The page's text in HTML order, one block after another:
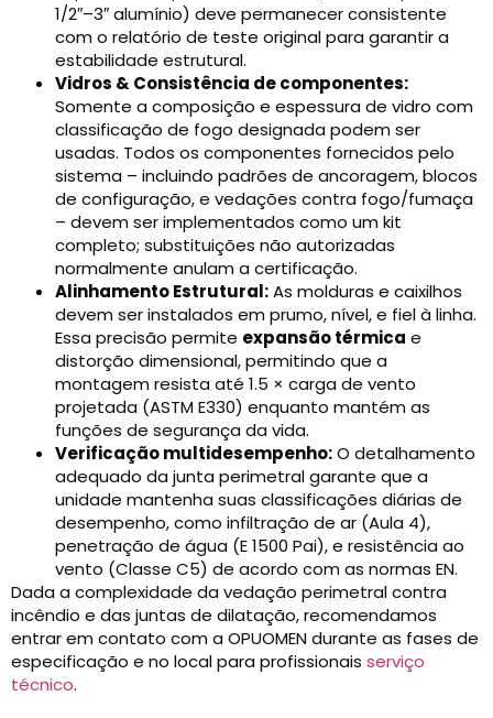
1/2″–3″ alumínio) deve permanecer consistente
com o relatório de teste original para garantir a
estabilidade estrutural.
Vidros & Consistência de componentes:
Somente a composição e espessura de vidro com
classificação de fogo designada podem ser
usadas. Todos os componentes fornecidos pelo
sistema – incluindo padrões de ancoragem, blocos
de configuração, e vedações contra fogo/fumaça
– devem ser implementados como um kit
completo; substituições não autorizadas
normalmente anulam a certificação.
Alinhamento Estrutural:As molduras e caixilhos
devem ser instalados em prumo, nível, e fiel à linha.
Essa precisão permite expansão térmica e
distorção dimensional, permitindo que a
montagem resista até 1.5 × carga de vento
projetada (ASTM E330) enquanto mantém as
funções de segurança da vida.
Verificação multidesempenho:O detalhamento
adequado da junta perimetral garante que a
unidade mantenha suas classificações diárias de
desempenho, como infiltração de ar (Aula 4),
penetração de água (E 1500 Pai), e resistência ao
vento (Classe C5) de acordo com as normas EN.
Dada a complexidade da vedação perimetral contra
incêndio e das juntas de dilatação, recomendamos
entrar em contato com a OPUOMEN durante as fases de
especificação e no local para profissionais serviço
técnico.